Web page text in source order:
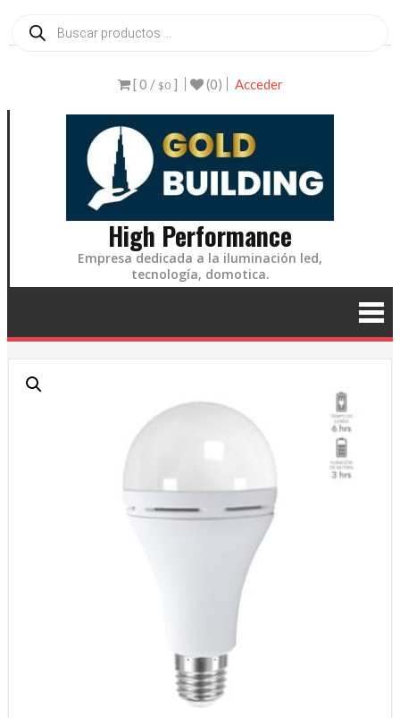
alproductos
[ 0 / $0] (0) Acceder
High Performance
Empresa dedicada a la iluminación led,
tecnología, domotica.